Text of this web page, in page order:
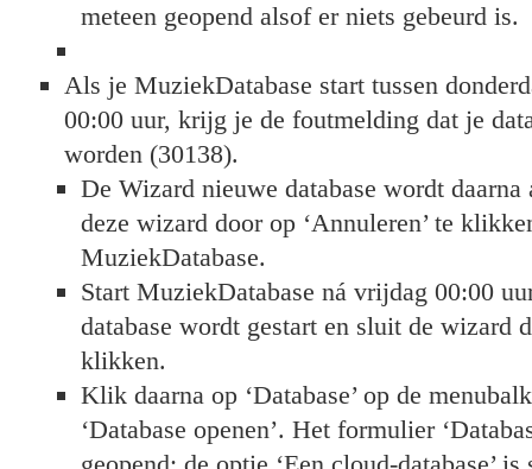
meteen geopend alsof er niets gebeurd is.
Als je MuziekDatabase start tussen
00:00 uur, krijg je de foutmelding dat je
worden (30138).
De Wizard nieuwe database wordt
deze wizard door op ‘Annuleren’ te
MuziekDatabase.
Start MuziekDatabase ná vrijdag 00:00
database wordt gestart en sluit de wizard
klikken.
Klik daarna op ‘Database’ op de
‘Database openen’. Het formulier